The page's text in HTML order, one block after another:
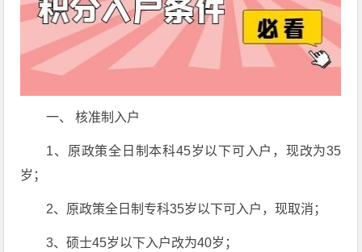
一、 核准制入户
1、原政策全日制本科45岁以下可入户，现改为35
岁；
2、原政策全日制专科35岁以下可入户，现取消；
3、硕士45岁以下入户改为40岁；